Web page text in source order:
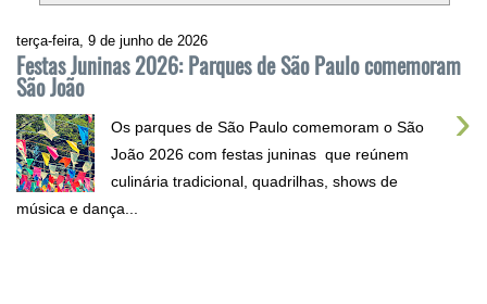
terça-feira, 9 de junho de 2026
Festas Juninas 2026: Parques de São Paulo comemoram
São João
›
Os parques de São Paulo comemoram o São
João 2026 com festas juninas que reúnem
culinária tradicional, quadrilhas, shows de
música e dança...